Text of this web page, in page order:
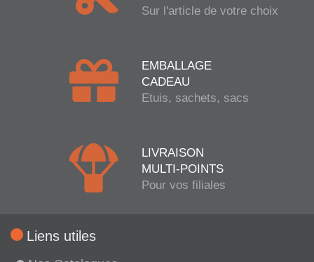
Sur l'article de votre choix
EMBALLAGE
CADEAU
Etuis, sachets, sacs
LIVRAISON
MULTI-POINTS
Pour vos filiales
Liens utiles